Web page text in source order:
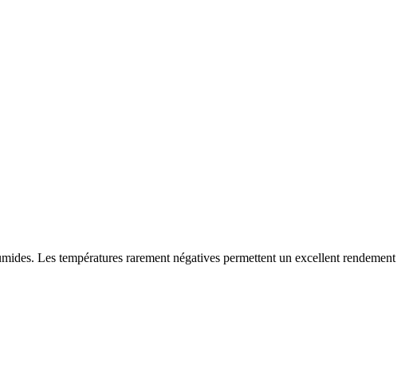
Les températures rarement négatives permettent un excellent rendement